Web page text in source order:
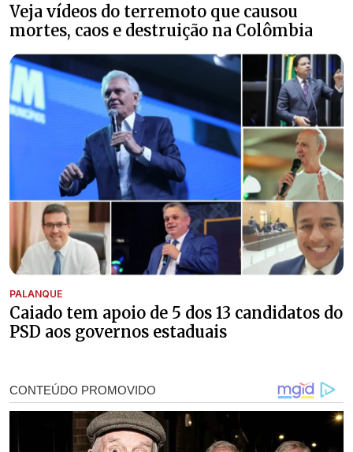
Veja vídeos do terremoto que causou
mortes, caos e destruição na Colômbia
PALANQUE
Caiado tem apoio de 5 dos 13 candidatos do
PSD aos governos estaduais